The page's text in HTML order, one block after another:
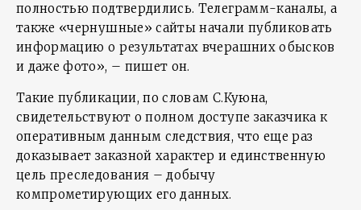
полностью подтвердились. Телеграмм-каналы, а
также «чернушные» сайты начали публиковать
информацию о результатах вчерашних обысков
и даже фото», – пишет он.
Такие публикации, по словам С.Куюна,
свидетельствуют о полном доступе заказчика к
оперативным данным следствия, что еще раз
доказывает заказной характер и единственную
цель преследования – добычу
компрометирующих его данных.